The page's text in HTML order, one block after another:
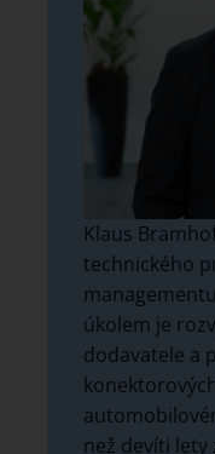
Klaus
technického
úkolem je
dodavatele a
než devíti